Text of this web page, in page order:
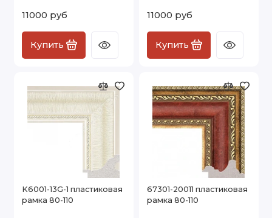
11000 руб
Купить
11000 руб
Купить
K6001-13G-1 пластиковая
рамка 80-110
67301-20011 пластиковая
рамка 80-110